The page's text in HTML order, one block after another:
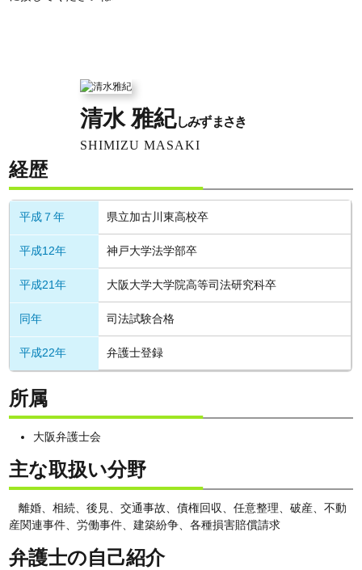
清水 雅紀しみず まさき
SHIMIZU MASAKI
経歴
平成７年 県立加古川東高校卒
平成12年 神戸大学法学部卒
平成21年 大阪大学大学院高等司法研究科卒
同年 司法試験合格
平成22年 弁護士登録
所属
大阪弁護士会
主な取扱い分野
離婚、相続、後見、交通事故、債権回収、任意整理、破産、不動
産関連事件、労働事件、建築紛争、各種損害賠償請求
弁護士の自己紹介